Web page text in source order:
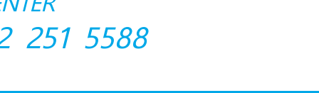
251 5588